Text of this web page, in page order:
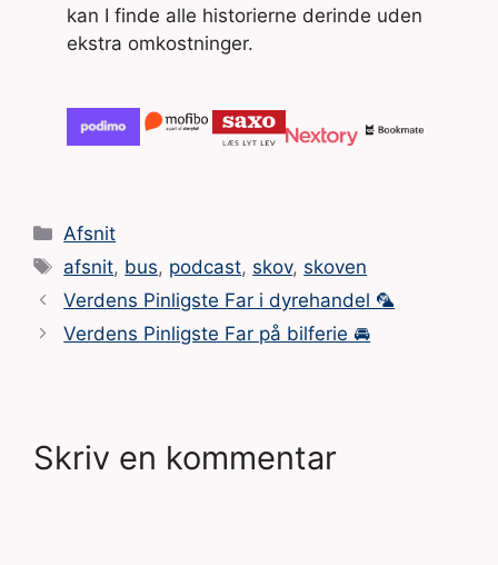
kan I finde alle historierne derinde uden
ekstra omkostninger.
Kategorier
Afsnit
Tags
afsnit, bus, podcast, skov, skoven
Verdens Pinligste Far i dyrehandel 🦜
Verdens Pinligste Far på bilferie 🚘
Skriv en kommentar